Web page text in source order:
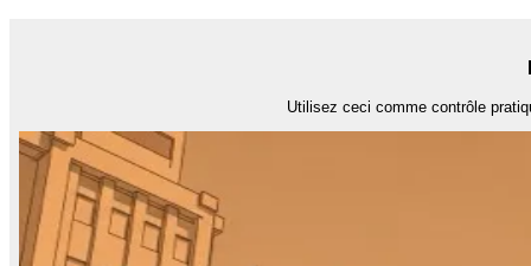
Utilisez ceci comme contrôle